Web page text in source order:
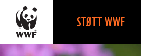
STØTT WWF